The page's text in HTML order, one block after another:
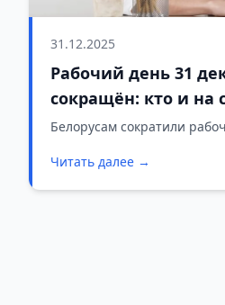
31.12.2025
Рабочий день 31
сокращён: кто и на
раньше
Белорусам сократили
Читать далее →